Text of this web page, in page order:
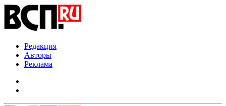
Редакция
Авторы
Реклама